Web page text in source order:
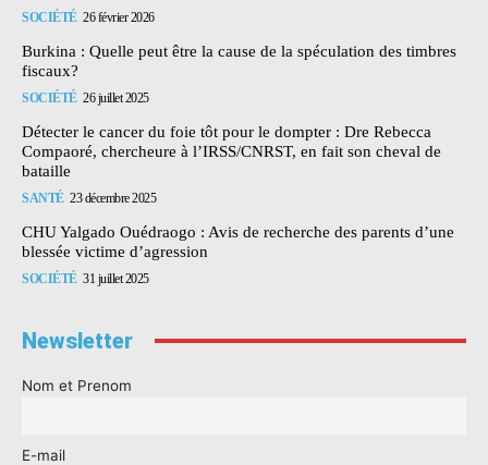
SOCIÉTÉ 26 février 2026
Burkina : Quelle peut être la cause de la spéculation des timbres
fiscaux?
SOCIÉTÉ 26 juillet 2025
Détecter le cancer du foie tôt pour le dompter : Dre Rebecca
Compaoré, chercheure à l’IRSS/CNRST, en fait son cheval de
bataille
SANTÉ 23 décembre 2025
CHU Yalgado Ouédraogo : Avis de recherche des parents d’une
blessée victime d’agression
SOCIÉTÉ 31 juillet 2025
Newsletter
Nom et Prenom
E-mail